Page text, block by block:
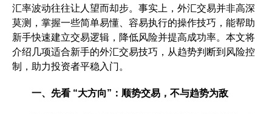
汇率波动往往让人望而却步。事实上，外汇交易并非高深
莫测，掌握一些简单易懂、容易执行的操作技巧，能帮助
新手快速建立交易逻辑，降低风险并提高成功率。本文将
介绍几项适合新手的外汇交易技巧，从趋势判断到风险控
制，助力投资者平稳入门。
一、先看 “大方向”：顺势交易，不与趋势为敌